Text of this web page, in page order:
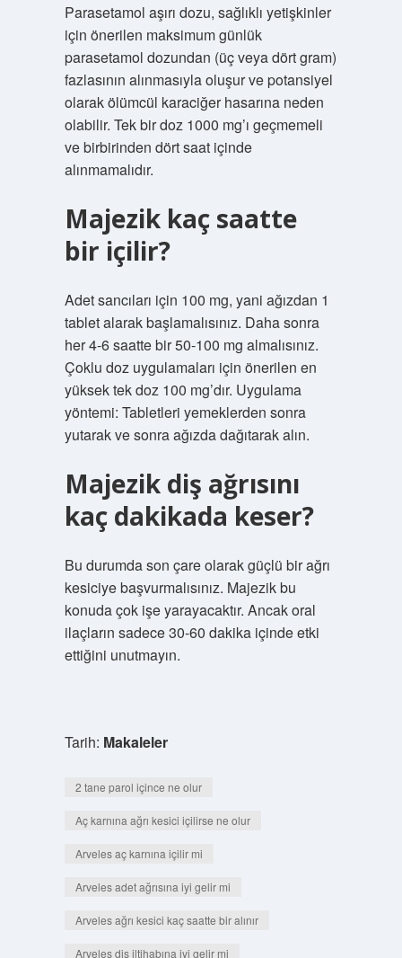
Parasetamol aşırı dozu, sağlıklı yetişkinler
için önerilen maksimum günlük
parasetamol dozundan (üç veya dört gram)
fazlasının alınmasıyla oluşur ve potansiyel
olarak ölümcül karaciğer hasarına neden
olabilir. Tek bir doz 1000 mg’ı geçmemeli
ve birbirinden dört saat içinde
alınmamalıdır.
Majezik kaç saatte
bir içilir?
Adet sancıları için 100 mg, yani ağızdan 1
tablet alarak başlamalısınız. Daha sonra
her 4-6 saatte bir 50-100 mg almalısınız.
Çoklu doz uygulamaları için önerilen en
yüksek tek doz 100 mg’dır. Uygulama
yöntemi: Tabletleri yemeklerden sonra
yutarak ve sonra ağızda dağıtarak alın.
Majezik diş ağrısını
kaç dakikada keser?
Bu durumda son çare olarak güçlü bir ağrı
kesiciye başvurmalısınız. Majezik bu
konuda çok işe yarayacaktır. Ancak oral
ilaçların sadece 30-60 dakika içinde etki
ettiğini unutmayın.
Tarih: Makaleler
2 tane parol içince ne olur
Aç karnına ağrı kesici içilirse ne olur
Arveles aç karnına içilir mi
Arveles adet ağrısına iyi gelir mi
Arveles ağrı kesici kaç saatte bir alınır
Arveles diş iltihabına iyi gelir mi